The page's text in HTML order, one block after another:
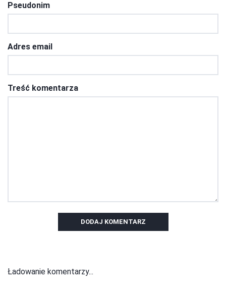
Pseudonim
Adres email
Treść komentarza
DODAJ KOMENTARZ
Ładowanie komentarzy...